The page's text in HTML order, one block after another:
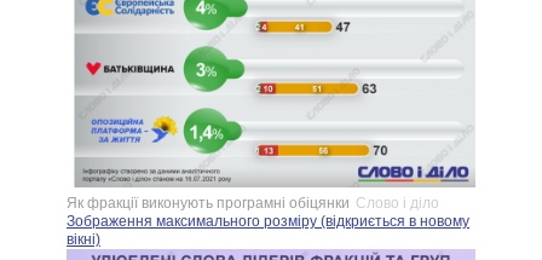
Як фракції виконують програмні обіцянки Слово і діло
Зображення максимального розміру (відкриється в новому
вікні)